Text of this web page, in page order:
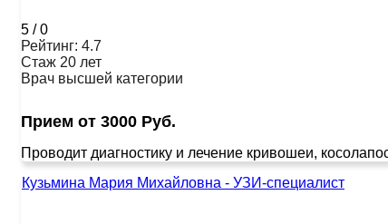
5 /0
Рейтинг: 4.7
Стаж 20 лет
Врач высшей категории
Прием от 3000 Руб.
Проводит диагностику и лечение кривошеи,
Кузьмина Мария Михайловна - УЗИ-специалист